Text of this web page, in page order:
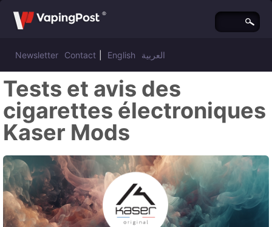
Newsletter Contact English العربية
Tests et avis des
cigarettes électroniques
Kaser Mods